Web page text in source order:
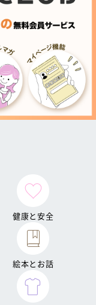
健康と安全
絵本とお話